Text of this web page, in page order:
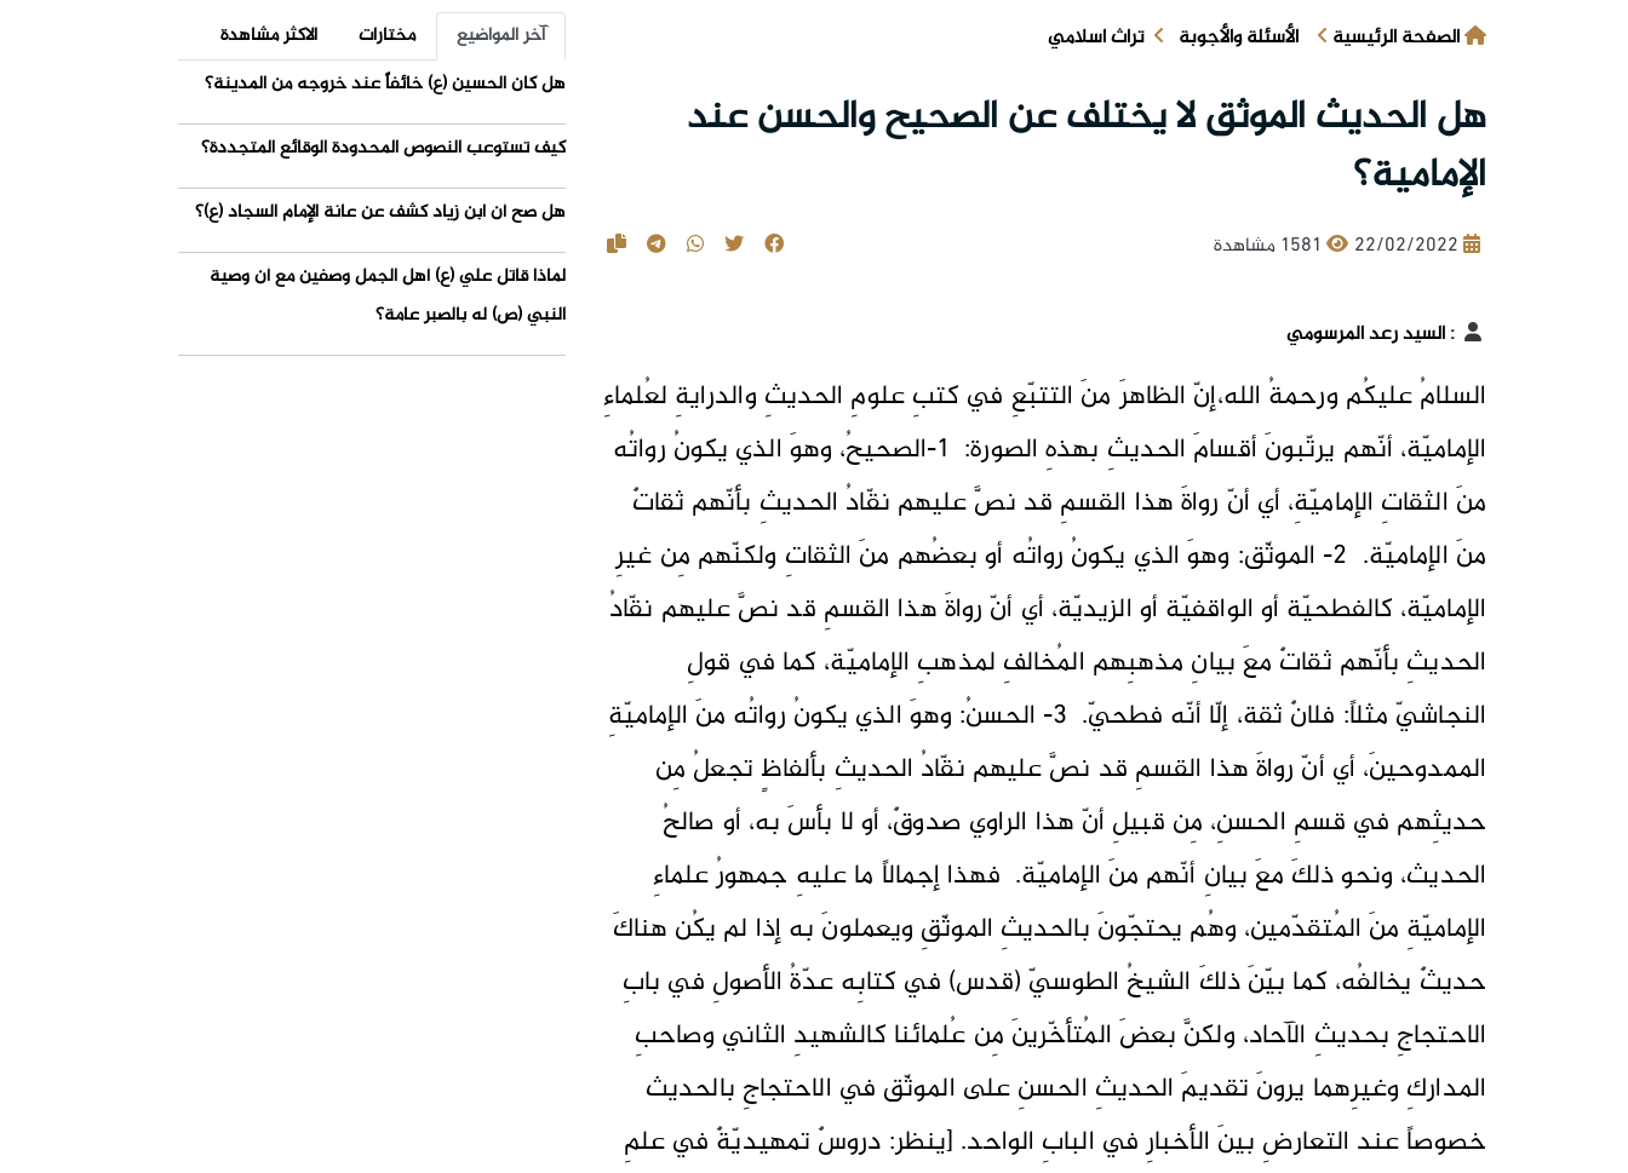
الصفحة الرئيسية الأسئلة والأجوبة تراث اسلامي
هل الحديث الموثق لا يختلف عن الصحيح والحسن عند
الإمامية؟
22/02/2022 1581 مشاهدة
:السيد رعد المرسومي
السلامُ عليكُم ورحمةُ الله،إنّ الظاهرَ منَ التتبّعِ في كتبِ علومِ الحديثِ والدرايةِ لعُلماءِ
الإماميّة، أنّهم يرتّبونَ أقسامَ الحديثِ بهذهِ الصورة: 1-الصحيحُ، وهوَ الذي يكونُ رواتُه
منَ الثقاتِ الإماميّةِ، أي أنّ رواةَ هذا القسمِ قد نصَّ عليهم نقّادُ الحديثِ بأنّهم ثقاتٌ
منَ الإماميّة. 2- الموثّق: وهوَ الذي يكونُ رواتُه أو بعضُهم منَ الثقاتِ ولكنّهم مِن غيرِ
الإماميّة، كالفطحيّة أو الواقفيّة أو الزيديّة، أي أنّ رواةَ هذا القسمِ قد نصَّ عليهم نقّادُ
الحديثِ بأنّهم ثقاتٌ معَ بيانِ مذهبِهم المُخالفِ لمذهبِ الإماميّة، كما في قولِ
النجاشيّ مثلاً: فلانٌ ثقة، إلّا أنّه فطحيّ. 3- الحسنُ: وهوَ الذي يكونُ رواتُه منَ الإماميّةِ
الممدوحينَ، أي أنّ رواةَ هذا القسمِ قد نصَّ عليهم نقّادُ الحديثِ بألفاظٍ تجعلُ مِن
حديثِهم في قسمِ الحسنِ، مِن قبيلِ أنّ هذا الراوي صدوقٌ، أو لا بأسَ به، أو صالحُ
الحديث، ونحو ذلكَ معَ بيانِ أنّهم منَ الإماميّة. فهذا إجمالاً ما عليهِ جمهورُ علماءِ
الإماميّةِ منَ المُتقدّمين، وهُم يحتجّونَ بالحديثِ الموثّقِ ويعملونَ به إذا لم يكُن هناكَ
حديثٌ يخالفُه، كما بيّنَ ذلكَ الشيخُ الطوسيّ (قدس) في كتابِه عدّةُ الأصولِ في بابِ
الاحتجاجِ بحديثِ الآحاد، ولكنَّ بعضَ المُتأخّرينَ مِن عُلمائنا كالشهيدِ الثاني وصاحبِ
المداركِ وغيرِهما يرونَ تقديمَ الحديثِ الحسنِ على الموثّق في الاحتجاجِ بالحديث
خصوصاً عند التعارضِ بينَ الأخبارِ في البابِ الواحد. [ينظر: دروسٌ تمهيديّةٌ في علمِ
آخر المواضيع مختارات
الاكثر مشاهدة
هل كان الحسين (ع) خائفاً عند خروجه من المدينة؟
كيف تستوعب النصوص المحدودة الوقائع المتجددة؟
هل صح أن ابن زياد كشف عن عانة الإمام السجاد (ع)؟
لماذا قاتل علي (ع) أهل الجمل وصفين مع أن وصية
النبي (ص) له بالصبر عامة؟